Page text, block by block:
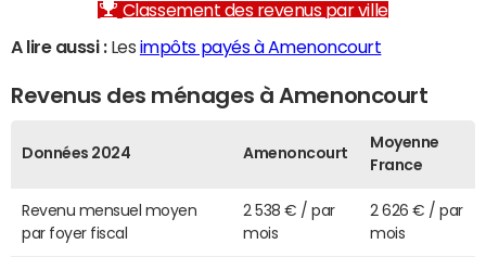
Classement des revenus par ville
A lire aussi :Les impôts payés à Amenoncourt
Revenus des ménages à Amenoncourt
Données 2024 Amenoncourt
Moyenne
France
Revenu mensuel moyen
par foyer fiscal
2 538 € / par
mois
2 626 € / par
mois